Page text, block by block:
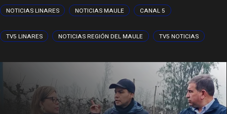
NOTICIAS LINARES NOTICIAS MAULE CANAL 5
TV5 LINARES NOTICIAS REGIÓN DEL MAULE TV5 NOTICIAS